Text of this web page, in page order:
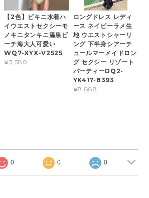
【2色】ビキニ水着ハ
イウエストセクシーモ
ノキニタンキニ温泉ビ
ーチ海大人可愛い
WQ7-XYX-V2525
¥3,580
ロングドレス レディ
ース ネイビーラメ生
地 ウエストシャーリ
ング 下半身シアーチ
ュールマーメイドロン
グ セクシー リゾート
パーティーDQ2-
YK417-8393
¥8,888
0 0 0